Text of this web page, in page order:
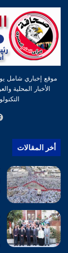
موقع إخباري شامل
الأخبار المحلية
أخر المقالات